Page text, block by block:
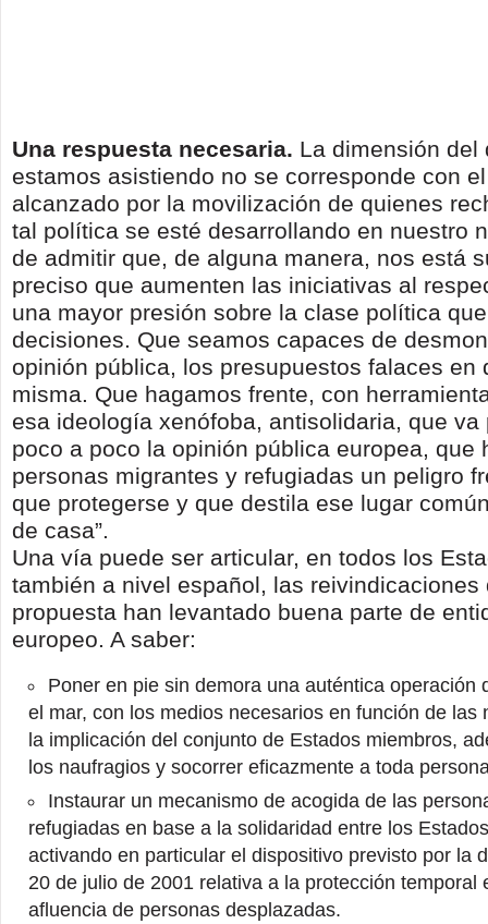
Una respuesta necesaria. La dimensión del
estamos asistiendo no se corresponde con
alcanzado por la movilización de quienes
tal política se esté desarrollando en nuestro
de admitir que, de alguna manera, nos está
preciso que aumenten las iniciativas al
una mayor presión sobre la clase política
decisiones. Que seamos capaces de
opinión pública, los presupuestos falaces en
misma. Que hagamos frente, con
esa ideología xenófoba, antisolidaria, que va
poco a poco la opinión pública europea, que
personas migrantes y refugiadas un peligro
que protegerse y que destila ese lugar
de casa”.
Una vía puede ser articular, en todos los
también a nivel español, las reivindicaciones
propuesta han levantado buena parte de
europeo. A saber:
Poner en pie sin demora una auténtica operación
el mar, con los medios necesarios en función de las
la implicación del conjunto de Estados miembros,
los naufragios y socorrer eficazmente a toda
Instaurar un mecanismo de acogida de las
refugiadas en base a la solidaridad entre los
activando en particular el dispositivo previsto por la
20 de julio de 2001 relativa a la protección temporal
afluencia de personas desplazadas.